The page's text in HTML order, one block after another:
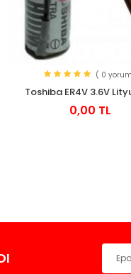
( 0
Toshiba ER4V 3.6V
0,00 TL